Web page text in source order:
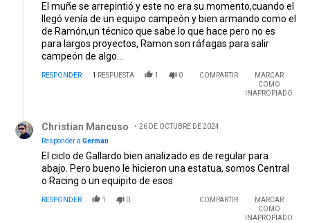
El muñe se arrepintió y este no era su momento,cuando el
llegó venía de un equipo campeón y bien armando como el
de Ramón,un técnico que sabe lo que hace pero no es
para largos proyectos, Ramon son ráfagas para salir
campeón de algo...
RESPONDER 1 RESPUESTA 1 0 COMPARTIR
MARCAR
COMO
INAPROPIADO
Christian Mancuso
26 DE OCTUBRE DE 2024
Responder a German
El ciclo de Gallardo bien analizado es de regular para
abajo. Pero bueno le hicieron una estatua, somos Central
o Racing o un equipito de esos
RESPONDER 1 0 COMPARTIR
MARCAR
COMO
INAPROPIADO